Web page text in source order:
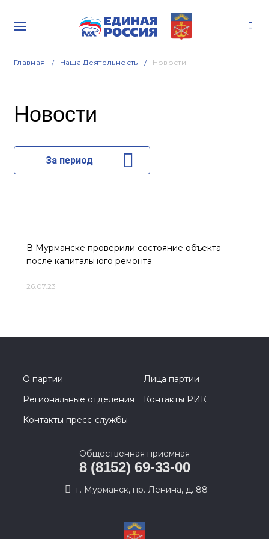
Главная Наша Деятельность Новости
Новости
За период
В Мурманске проверили состояние объекта
после капитального ремонта
26.07.23
О партии
Лица партии
Региональные отделения
Контакты РИК
Контакты пресс-службы
Общественная приемная
8 (8152) 69-33-00
г. Мурманск, пр. Ленина, д. 88